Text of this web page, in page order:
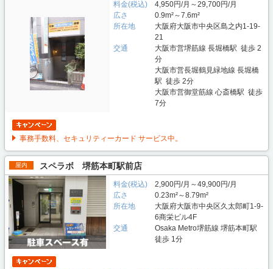
料金(税込)
4,950円/月～29,700円/月
広さ
0.9m²～7.6m²
所在地
大阪府大阪市中央区島之内1-19-
21
交通
大阪市営堺筋線 長堀橋駅 徒歩 2
分
大阪市営長堀鶴見緑地線 長堀橋
駅 徒歩 2分
大阪市営御堂筋線 心斎橋駅 徒歩
7分
事務手数料、セキュリティーカード サービス中。
屋内 スペラボ 堺筋本町駅前店
料金(税込)
2,900円/月～49,900円/月
広さ
0.23m²～8.79m²
所在地
大阪府大阪市中央区久太郎町1-9-
6商栄ビル4F
交通
Osaka Metro堺筋線 堺筋本町駅
徒歩 1分